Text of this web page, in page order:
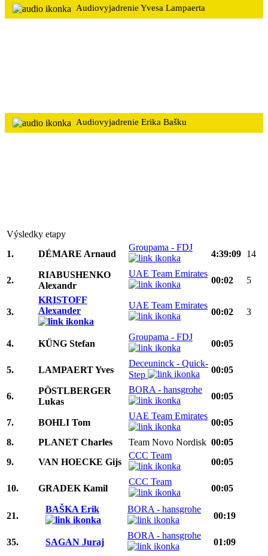
Audiovyjadrenie Yvesa Lampaerta
Audiovyjadrenie Erika Bašku
Výsledky etapy
1.
DÉMARE Arnaud
Groupama - FDJ
4:39:09 14
2.
RIABUSHENKO
Alexandr
UAE Team Emirates
00:02 5
3.
KRISTOFF
Alexander
UAE Team Emirates
00:02 3
4. KÜNG Stefan
Groupama - FDJ
00:05
5. LAMPAERT Yves
Deceuninck - Quick-
Step
00:05
6.
PÖSTLBERGER
Lukas
BORA - hansgrohe
00:05
7. BOHLI Tom
UAE Team Emirates
00:05
8.
PLANET Charles Team Novo Nordisk 00:05
9.
VAN HOECKE Gijs
CCC Team
00:05
10. GRADEK Kamil
CCC Team
00:05
21.
BAŠKA Erik BORA - hansgrohe
00:19
35. SAGAN Juraj
BORA - hansgrohe
01:09